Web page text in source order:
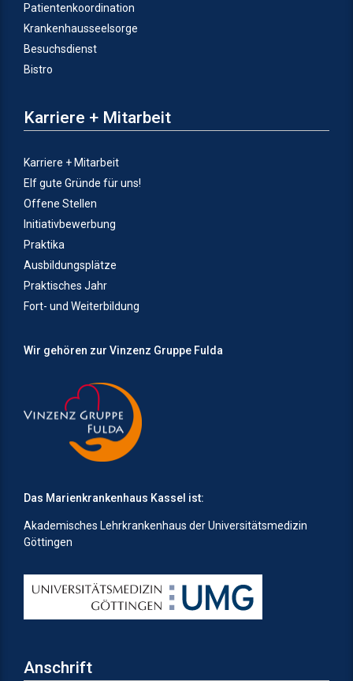
Patientenkoordination
Krankenhausseelsorge
Besuchsdienst
Bistro
Karriere + Mitarbeit
Karriere + Mitarbeit
Elf gute Gründe für uns!
Offene Stellen
Initiativbewerbung
Praktika
Ausbildungsplätze
Praktisches Jahr
Fort- und Weiterbildung
Wir gehören zur Vinzenz Gruppe Fulda
Das Marienkrankenhaus Kassel ist:
Akademisches Lehrkrankenhaus der Universitätsmedizin
Göttingen
Anschrift